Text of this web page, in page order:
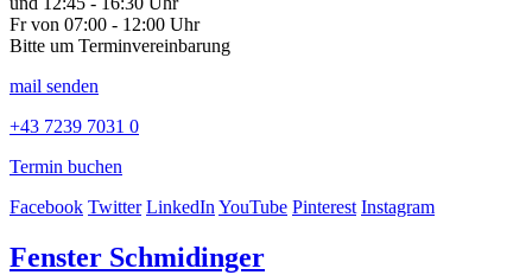
Fr von 07:00 - 12:00 Uhr
Bitte um Terminvereinbarung
mail senden
+43 7239 7031 0
Termin buchen
Facebook Twitter LinkedInYouTube Pinterest Instagram
Fenster Schmidinger